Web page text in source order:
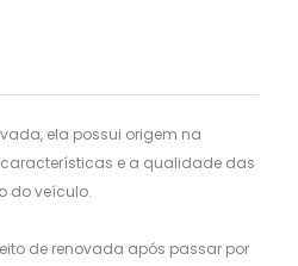
ela possui origem na
e a qualidade das
do veículo.
de renovada após passar por